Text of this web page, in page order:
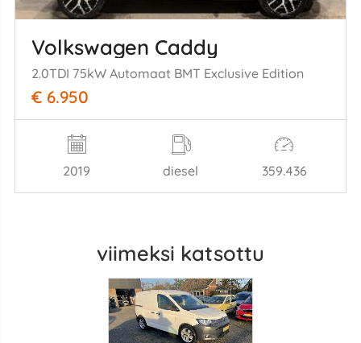
Volkswagen Caddy
2.0TDI 75kW Automaat BMT Exclusive Edition
€ 6.950
2019 diesel 359.436
viimeksi katsottu